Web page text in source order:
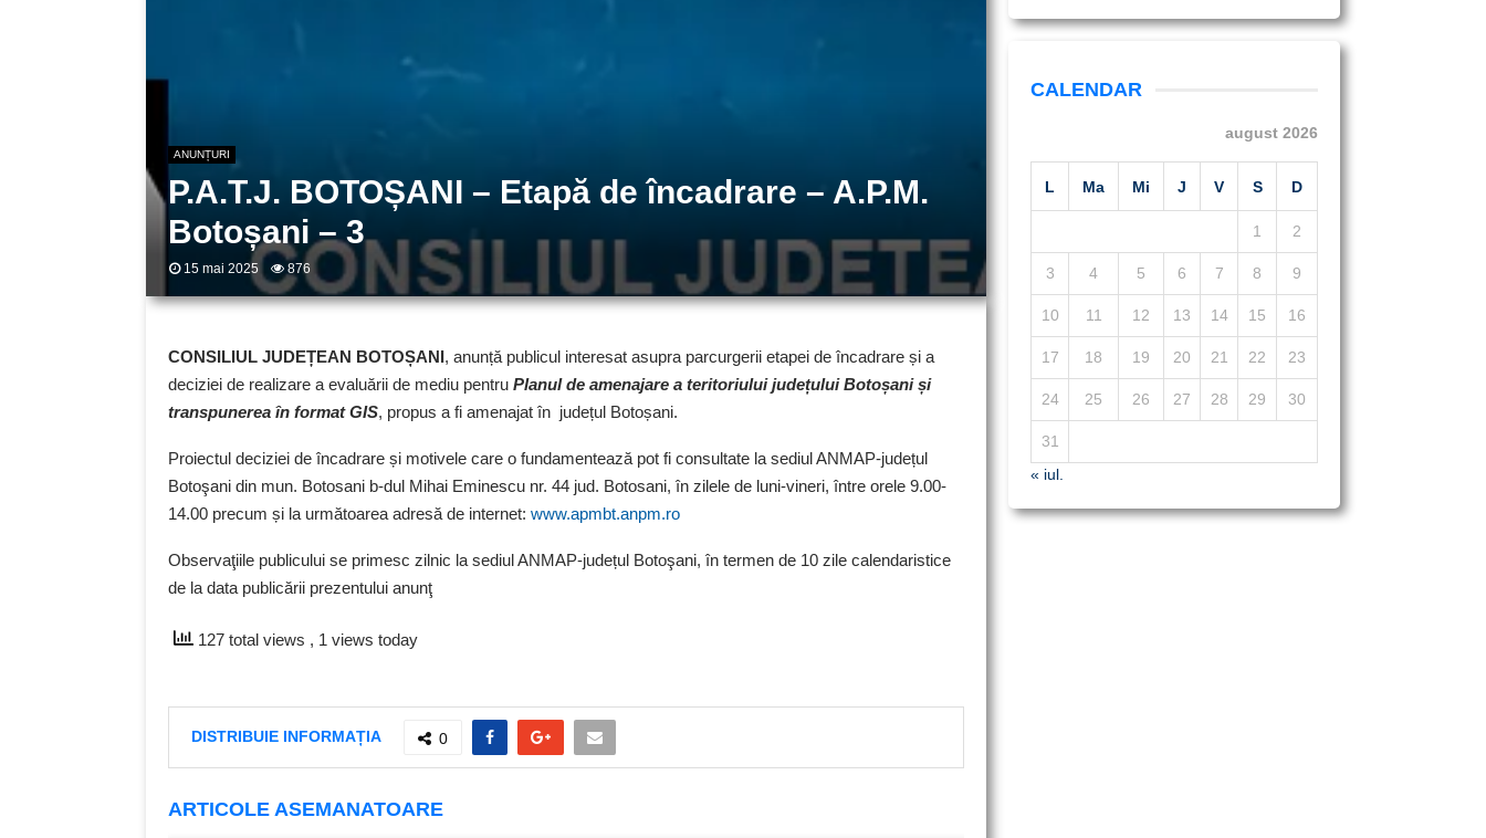
ANUNȚURI
P.A.T.J. BOTOȘANI – Etapă de încadrare – A.P.M.
Botoșani – 3
15 mai 2025 876
CONSILIUL JUDEȚEAN BOTOȘANI, anunță publicul interesat asupra parcurgerii etapei de încadrare și a
deciziei de realizare a evaluării de mediu pentru Planul de amenajare a teritoriului județului Botoșani și
transpunerea în format GIS, propus a fi amenajat în județul Botoșani.
Proiectul deciziei de încadrare și motivele care o fundamentează pot fi consultate la sediul ANMAP-județul
Botoşani din mun. Botosani b-dul Mihai Eminescu nr. 44 jud. Botosani, în zilele de luni-vineri, între orele 9.00-
14.00 precum și la următoarea adresă de internet: www.apmbt.anpm.ro
Observaţiile publicului se primesc zilnic la sediul ANMAP-județul Botoşani, în termen de 10 zile calendaristice
de la data publicării prezentului anunţ
127 total views , 1 views today
DISTRIBUIE INFORMAȚIA 0
ARTICOLE ASEMANATOARE
CALENDAR
august 2026
L Ma Mi J V S D
1 2
3 4 5 6 7 8 9
10 11 12 13 14 15 16
17 18 19 20 21 22 23
24 25 26 27 28 29 30
31
« iul.